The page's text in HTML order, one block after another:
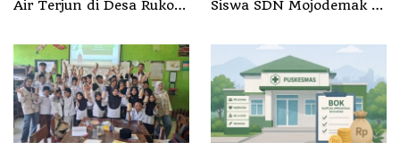
Air Terjun di Desa Ruko
Siswa SDN Mojodemak 3